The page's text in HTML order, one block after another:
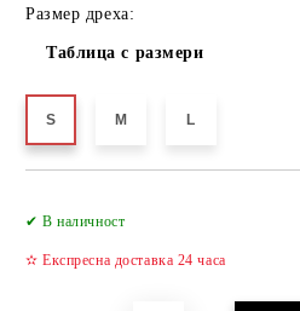
Размер дреха:
Таблица с размери
S M L
✔ В наличност
✫ Експресна доставка 24 часа